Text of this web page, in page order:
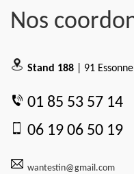
Nos
Stand 188 | 91 Essonne
01 85 53 57 14
06 19 06 50 19
wantestin@gmail.com